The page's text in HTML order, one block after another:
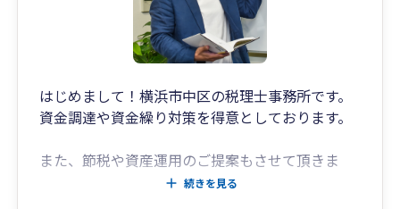
はじめまして！横浜市中区の税理士事務所です。
資金調達や資金繰り対策を得意としております。
また、節税や資産運用のご提案もさせて頂きま
続きを見る